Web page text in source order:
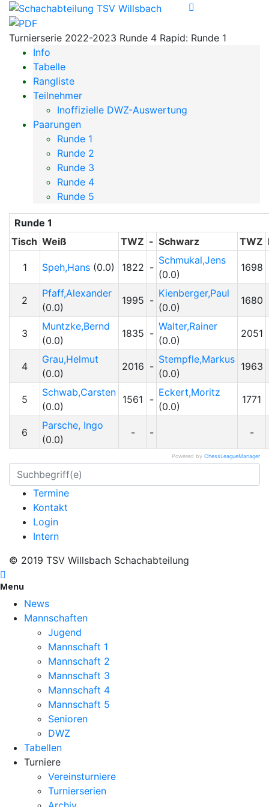
Turnierserie 2022-2023 Runde 4 Rapid: Runde 1
Info
Tabelle
Rangliste
Teilnehmer
Inoffizielle DWZ-Auswertung
Paarungen
Runde 1
Runde 2
Runde 3
Runde 4
Runde 5
Runde 1
Tisch Weiß TWZ - Schwarz TWZ
1 Speh,Hans (0.0) 1822 -
Schmukal,Jens
(0.0)
1698
2
Pfaff,Alexander
(0.0)
1995 -
Kienberger,Paul
(0.0)
1680
3
Muntzke,Bernd
(0.0)
1835 -
Walter,Rainer
(0.0)
2051
4
Grau,Helmut
(0.0)
2016 -
Stempfle,Markus
(0.0)
1963
5
Schwab,Carsten
(0.0)
1561 -
Eckert,Moritz
(0.0)
1771
6
Parsche, Ingo
(0.0)
- - -
Powered by ChessLeagueManager
Termine
Kontakt
Login
Intern
© 2019 TSV Willsbach Schachabteilung
Menu
News
Mannschaften
Jugend
Mannschaft 1
Mannschaft 2
Mannschaft 3
Mannschaft 4
Mannschaft 5
Senioren
DWZ
Tabellen
Turniere
Vereinsturniere
Turnierserien